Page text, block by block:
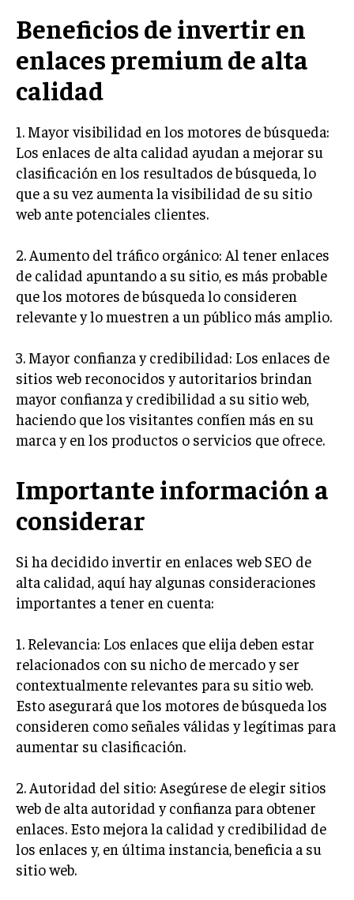
GESTIÓN DE RECURSOS FINANCIEROS
INVERSIONES Y MERCADOS FINANCIEROS
CONTABILIDAD EMPRESARIAL
INTERNACIONAL
NEGOCIOS INTERNACIONALES
COMERCIO INTERNACIONAL
EXPANSIÓN GLOBAL
IMPORTACIÓN Y EXPORTACIÓN
ALIANZAS ESTRATÉGICAS
TECNOLOGIA
GESTIÓN DE LA INNOVACIÓN TECNOLÓGICA
TRANSFORMACIÓN DIGITAL
ANALÍTICA EMPRESARIAL Y BUSINESS
INTELLIGENCE
ESTRATEGIA
EMPRESAS FAMILIARES Y SUCESIÓN
GESTIÓN DEL RIESGO EMPRESARIAL
NEGOCIACIÓN Y RESOLUCIÓN DE CONFLICTOS
ÉXITO EMPRESARIAL Y CASOS DE ESTUDIO
GOBIERNO CORPORATIVO
NEGOCIOS
ESTRATEGIAS DE NEGOCIOS
MARKETING B2B
MARKETING B2C
FRANQUICIAS
MARKETING DE INFLUENCERS
Beneficios de invertir en
enlaces premium de alta
calidad
1. Mayor visibilidad en los motores de búsqueda:
Los enlaces de alta calidad ayudan a mejorar su
clasificación en los resultados de búsqueda, lo
que a su vez aumenta la visibilidad de su sitio
web ante potenciales clientes.
2. Aumento del tráfico orgánico: Al tener enlaces
de calidad apuntando a su sitio, es más probable
que los motores de búsqueda lo consideren
relevante y lo muestren a un público más amplio.
3. Mayor confianza y credibilidad: Los enlaces de
sitios web reconocidos y autoritarios brindan
mayor confianza y credibilidad a su sitio web,
haciendo que los visitantes confíen más en su
marca y en los productos o servicios que ofrece.
Importante información a
considerar
Si ha decidido invertir en enlaces web SEO de
alta calidad, aquí hay algunas consideraciones
importantes a tener en cuenta:
1. Relevancia: Los enlaces que elija deben estar
relacionados con su nicho de mercado y ser
contextualmente relevantes para su sitio web.
Esto asegurará que los motores de búsqueda los
consideren como señales válidas y legítimas para
aumentar su clasificación.
2. Autoridad del sitio: Asegúrese de elegir sitios
web de alta autoridad y confianza para obtener
enlaces. Esto mejora la calidad y credibilidad de
los enlaces y, en última instancia, beneficia a su
sitio web.